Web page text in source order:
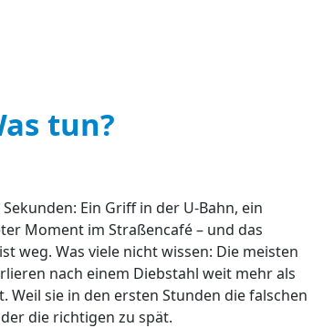
tun?
Ein Griff in der U-Bahn, ein
Moment im Straßencafé – und das
weg. Was viele nicht wissen: Die meisten
nach einem Diebstahl weit mehr als
Weil sie in den ersten Stunden die falschen
die richtigen zu spät.